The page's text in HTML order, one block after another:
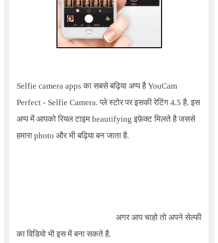
Selfie camera apps का सबसे बढ़िया अप्प हैYouCam
Perfect - Selfie Camera. प्ले स्टोर पर इसकी रेटिंग 4.5 है. इस
अप्प में आपको रियल टाइम beautifying इफ़ेक्ट मिलते है जससे
हमारा photo और भी बढ़िया बन जाता है.
अगर आप चाहो तो अपने सेल्फी
का विडियो भी इस में बना सकते है.